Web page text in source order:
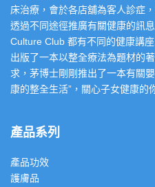
床治療，會於各店舖為客人診症
透過不同途徑推廣有關健康的訊
Culture Club 都有不同的健康講
出版了一本以整全療法為題材的
求，茅博士剛剛推出了一本有關
康的整全生活”，關心子女健康的
產品系列
產品功效
護膚品